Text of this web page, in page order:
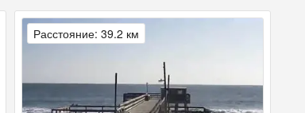
Расстояние: 39.2 км